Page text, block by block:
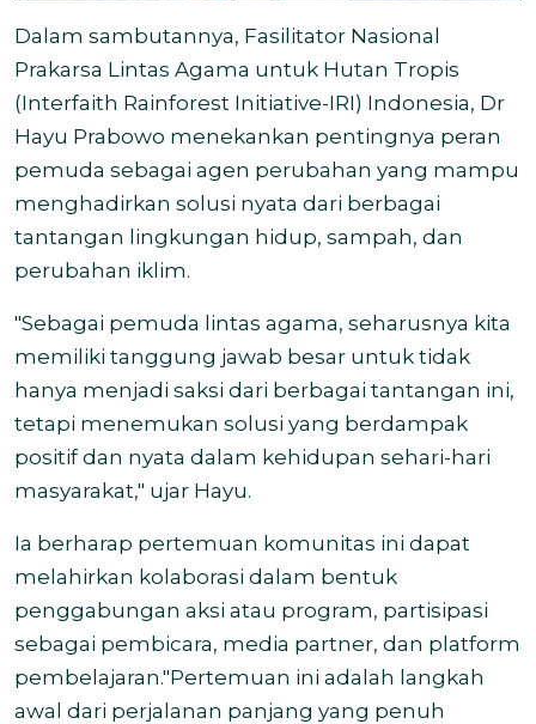
Dalam sambutannya, Fasilitator Nasional
Prakarsa Lintas Agama untuk Hutan Tropis
(Interfaith Rainforest Initiative-IRI) Indonesia, Dr
Hayu Prabowo menekankan pentingnya peran
pemuda sebagai agen perubahan yang mampu
menghadirkan solusi nyata dari berbagai
tantangan lingkungan hidup, sampah, dan
perubahan iklim.
"Sebagai pemuda lintas agama, seharusnya kita
memiliki tanggung jawab besar untuk tidak
hanya menjadi saksi dari berbagai tantangan ini,
tetapi menemukan solusi yang berdampak
positif dan nyata dalam kehidupan sehari-hari
masyarakat," ujar Hayu.
Ia berharap pertemuan komunitas ini dapat
melahirkan kolaborasi dalam bentuk
penggabungan aksi atau program, partisipasi
sebagai pembicara, media partner, dan platform
pembelajaran."Pertemuan ini adalah langkah
awal dari perjalanan panjang yang penuh